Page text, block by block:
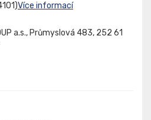
Více informací
a.s., Průmyslová 483, 252 61